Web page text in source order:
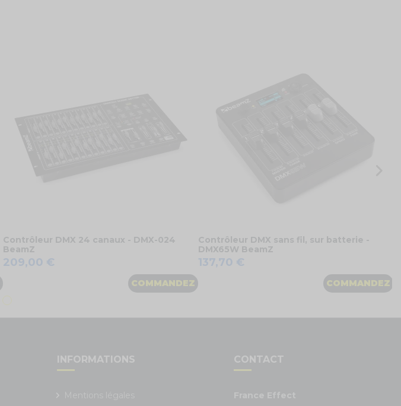
Contrôleur DMX 24 canaux - DMX-024
BeamZ
209,00 €
COMMANDEZ
Contrôleur DMX sans fil, sur batterie -
DMX65W BeamZ
137,70 €
COMMANDEZ
INFORMATIONS CONTACT